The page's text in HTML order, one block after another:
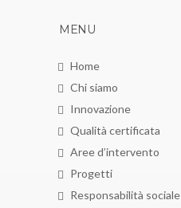
MENU
Home
Chi siamo
Innovazione
Qualità certificata
Aree d’intervento
Progetti
Responsabilità sociale